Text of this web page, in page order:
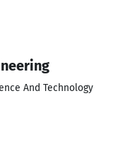
And Technology